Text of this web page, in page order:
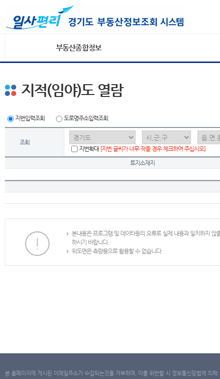
부동산종합정보
지적(임야)도 열람
지번입력조회 도로명주소입력조회
조회
지번확대 [지번 글씨가 너무 작을 경우 체크하여 주십시오]
토지소재지
본내용은 프로그램 및 데이타등의 오류로 실제 내용과 일치하지
하시기 바랍니다.
위도면은 측량용으로 활용할 수 없습니다.
본 홈페이지에 게시된 이메일주소가 수집되는것을 거부하며, 이를 위반할 시 정보통신망법에 의